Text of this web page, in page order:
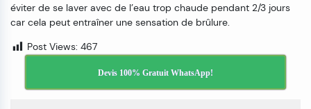
éviter de se laver avec de l’eau trop chaude pendant 2/3 jours
car cela peut entraîner une sensation de brûlure.
Post Views: 467
Devis 100% Gratuit WhatsApp!